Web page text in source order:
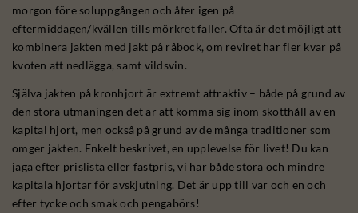
morgon före soluppgången och åter igen på
eftermiddagen/kvällen tills mörkret faller. Ofta är det möjligt att
kombinera jakten med jakt på råbock, om reviret har fler kvar på
kvoten att nedlägga, samt vildsvin.
Själva jakten på kronhjort är extremt attraktiv – både på grund av
den stora utmaningen det är att komma sig inom skotthåll av en
kapital hjort, men också på grund av de många traditioner som
omger jakten. Enkelt beskrivet, en upplevelse för livet! Du kan
jaga efter prislista eller fastpris, vi har både stora och mindre
kapitala hjortar för avskjutning. Det är upp till var och en och
efter tycke och smak och pengabörs!